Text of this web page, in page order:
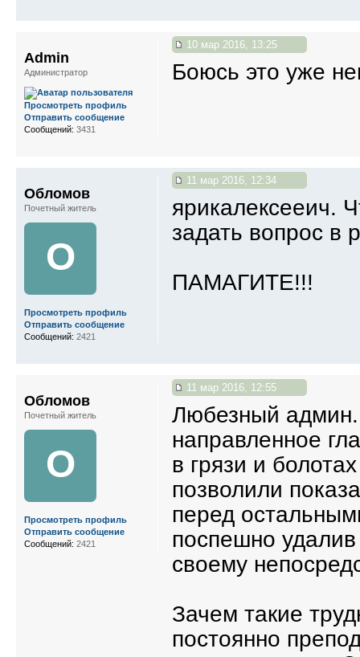
10 мар 2016, 13:25
Боюсь это уже
Admin
Администратор
Просмотреть профиль
Отправить сообщение
Сообщений: 3431
11 мар 2016, 12:34
ярикалексееич.
задать вопрос в
ПАМАГИТЕ!!!
Обломов
Почетный житель
О
Просмотреть профиль
Отправить сообщение
Сообщений: 2421
11 мар 2016, 12:55
Любезный админ.
направленное
в грязи и
позволили
перед
поспешно
своему
Зачем такие
постоянно
Обломов
Почетный житель
О
Просмотреть профиль
Отправить сообщение
Сообщений: 2421